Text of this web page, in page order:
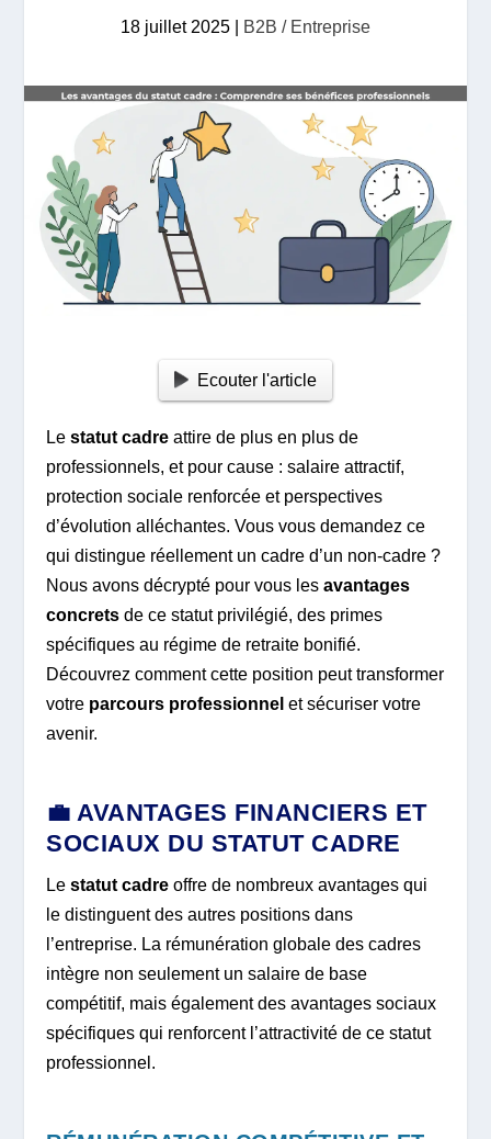
18 juillet 2025 B2B / Entreprise
Ecouter l'article
Lestatut cadre attire de plus en plus de
professionnels, et pour cause : salaire attractif,
protection sociale renforcée et perspectives
d’évolution alléchantes. Vous vous demandez ce
qui distingue réellement un cadre d’un non-cadre ?
Nous avons décrypté pour vous lesavantages
concrets de ce statut privilégié, des primes
spécifiques au régime de retraite bonifié.
Découvrez comment cette position peut transformer
votre parcours professionnel et sécuriser votre
avenir.
💼 AVANTAGES FINANCIERS ET
SOCIAUX DU STATUT CADRE
Lestatut cadre offre de nombreux avantages qui
le distinguent des autres positions dans
l’entreprise. La rémunération globale des cadres
intègre non seulement un salaire de base
compétitif, mais également des avantages sociaux
spécifiques qui renforcent l’attractivité de ce statut
professionnel.